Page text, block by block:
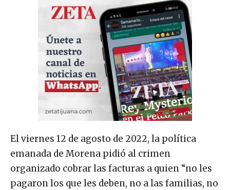
El viernes 12 de agosto de 2022, la política
emanada de Morena pidió al crimen
organizado cobrar las facturas a quien “no les
pagaron los que les deben, no a las familias, no